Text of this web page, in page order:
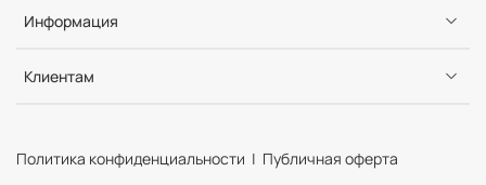
Информация
Клиентам
Политика конфиденциальности | Публичная оферта